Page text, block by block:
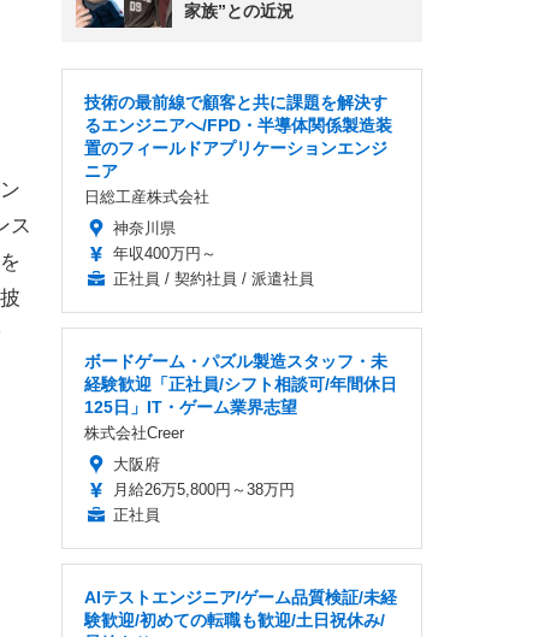
ス
家族”との近況
技術の最前線で顧客と共に課題を解決す
るエンジニアへ/FPD・半導体関係製造装
置のフィールドアプリケーションエンジ
ニア
日総工産株式会社
神奈川県
年収400万円～
正社員 / 契約社員 / 派遣社員
ボードゲーム・パズル製造スタッフ・未
経験歓迎「正社員/シフト相談可/年間休日
125日」IT・ゲーム業界志望
株式会社Creer
大阪府
月給26万5,800円～38万円
正社員
AIテストエンジニア/ゲーム品質検証/未経
験歓迎/初めての転職も歓迎/土日祝休み/